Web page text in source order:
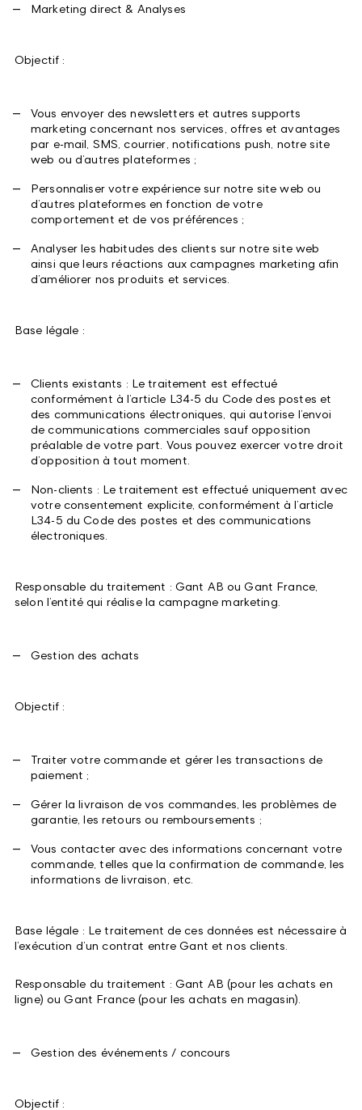
Marketing direct & Analyses
Objectif :
Vous envoyer des newsletters et autres supports
marketing concernant nos services, offres et avantages
par e-mail, SMS, courrier, notifications push, notre site
web ou d’autres plateformes ;
Personnaliser votre expérience sur notre site web ou
d’autres plateformes en fonction de votre
comportement et de vos préférences ;
Analyser les habitudes des clients sur notre site web
ainsi que leurs réactions aux campagnes marketing afin
d’améliorer nos produits et services.
Base légale :
Clients existants : Le traitement est effectué
conformément à l’article L34-5 du Code des postes et
des communications électroniques, qui autorise l’envoi
de communications commerciales sauf opposition
préalable de votre part. Vous pouvez exercer votre droit
d’opposition à tout moment.
Non-clients : Le traitement est effectué uniquement avec
votre consentement explicite, conformément à l’article
L34-5 du Code des postes et des communications
électroniques.
Responsable du traitement : Gant AB ou Gant France,
selon l’entité qui réalise la campagne marketing.
Gestion des achats
Objectif :
Traiter votre commande et gérer les transactions de
paiement ;
Gérer la livraison de vos commandes, les problèmes de
garantie, les retours ou remboursements ;
Vous contacter avec des informations concernant votre
commande, telles que la confirmation de commande, les
informations de livraison, etc.
Base légale : Le traitement de ces données est nécessaire à
l’exécution d’un contrat entre Gant et nos clients.
Responsable du traitement : Gant AB (pour les achats en
ligne) ou Gant France (pour les achats en magasin).
Gestion des événements / concours
Objectif :